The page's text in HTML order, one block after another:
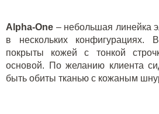
Alpha-One – небольшая линейка
в нескольких конфигурациях.
покрыты кожей с тонкой
основой. По желанию клиента
быть обиты тканью с кожаным